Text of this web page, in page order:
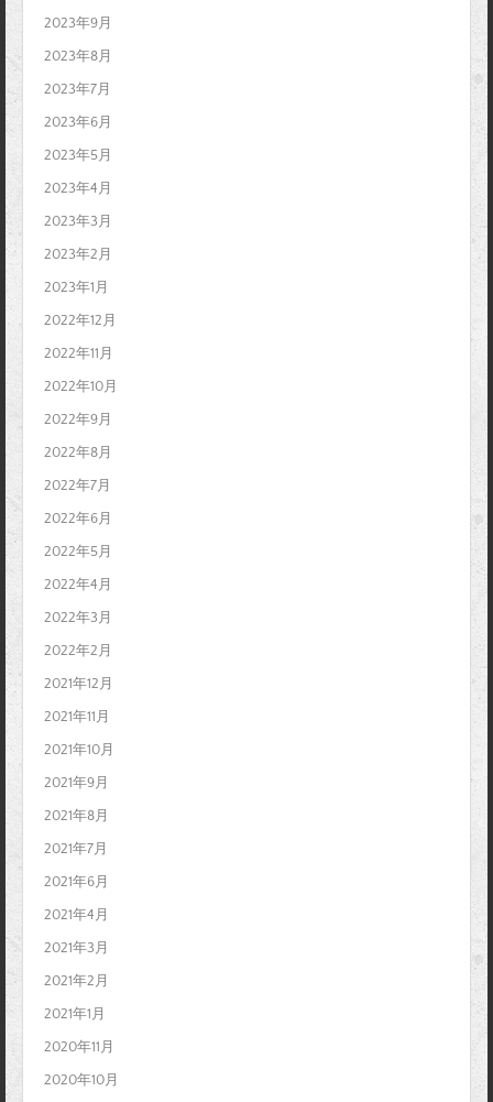
2023年9月
2023年8月
2023年7月
2023年6月
2023年5月
2023年4月
2023年3月
2023年2月
2023年1月
2022年12月
2022年11月
2022年10月
2022年9月
2022年8月
2022年7月
2022年6月
2022年5月
2022年4月
2022年3月
2022年2月
2021年12月
2021年11月
2021年10月
2021年9月
2021年8月
2021年7月
2021年6月
2021年4月
2021年3月
2021年2月
2021年1月
2020年11月
2020年10月